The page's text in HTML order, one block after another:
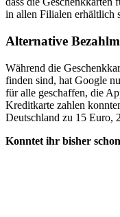
in allen Filialen erhältlich
Alternative
Während die
finden sind, hat Google
für alle geschaffen, die
Kreditkarte zahlen
Deutschland zu 15 Euro,
Konntet ihr bisher